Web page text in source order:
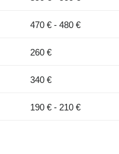
470 € - 480 €
260 €
340 €
190 € - 210 €